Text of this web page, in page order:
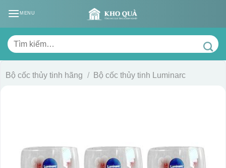
MENU
Tìm
kiếm:
Bộ cốc thủy tinh hãng / Bộ cốc thủy tinh Luminarc